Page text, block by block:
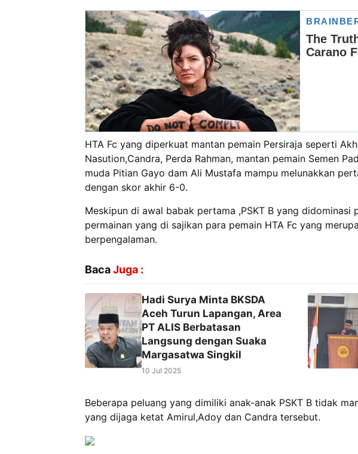
HTA Fc yang diperkuat mantan pemain Persiraja seperti
Nasution,Candra, Perda Rahman, mantan pemain Semen
muda Pitian Gayo dam Ali Mustafa mampu melunakkan
dengan skor akhir 6-0.
Meskipun di awal babak pertama ,PSKT B yang didominasi
permainan yang di sajikan para pemain HTA Fc yang
berpengalaman.
BacaJuga :
Hadi Surya Minta BKSDA
Aceh Turun Lapangan, Area
PT ALIS Berbatasan
Langsung dengan Suaka
Margasatwa Singkil
10 Jul 2025
Beberapa peluang yang dimiliki anak-anak PSKT B tidak
yang dijaga ketat Amirul,Adoy dan Candra tersebut.